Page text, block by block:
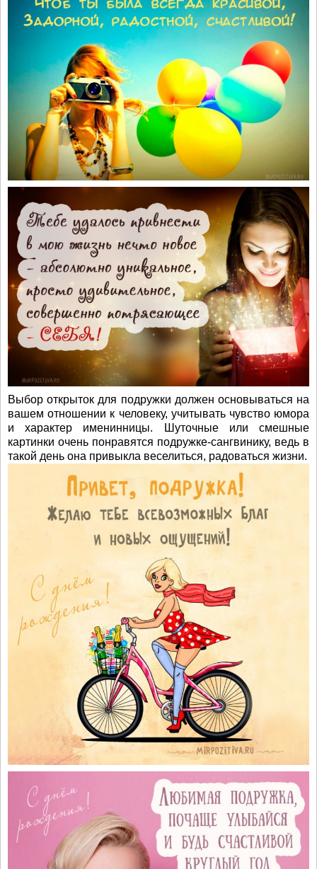
Выбор открыток для подружки должен основываться на
вашем отношении к человеку, учитывать чувство юмора
и характер именинницы. Шуточные или смешные
картинки очень понравятся подружке-сангвинику, ведь в
такой день она привыкла веселиться, радоваться жизни.